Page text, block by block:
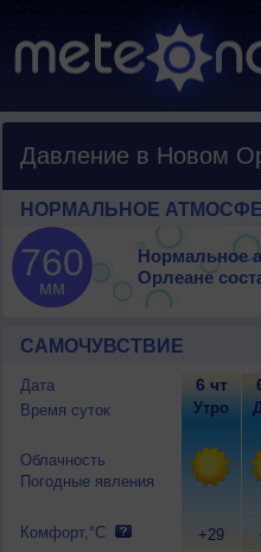
Давление в Новом
НОРМАЛЬНОЕ
760
мм
Нормальное
Орлеане
САМОЧУВСТВИЕ
Дата
Время суток
Облачность
Погодные явления
Комфорт,°C
6 чт
Утро
+29